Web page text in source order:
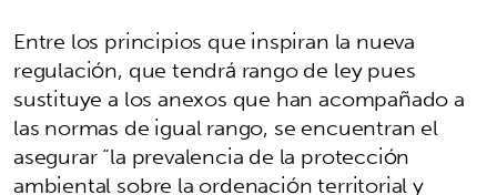
Entre los principios que inspiran la nueva
regulación, que tendrá rango de ley pues
sustituye a los anexos que han acompañado a
las normas de igual rango, se encuentran el
asegurar “la prevalencia de la protección
ambiental sobre la ordenación territorial y